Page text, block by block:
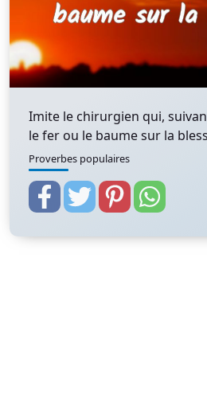
Imite le chirurgien qui,
le fer ou le baume sur la
Proverbes populaires